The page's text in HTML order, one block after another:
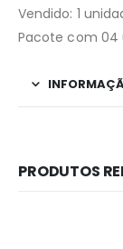
Vendido: 1
Pacote com 04
PRODUTOS